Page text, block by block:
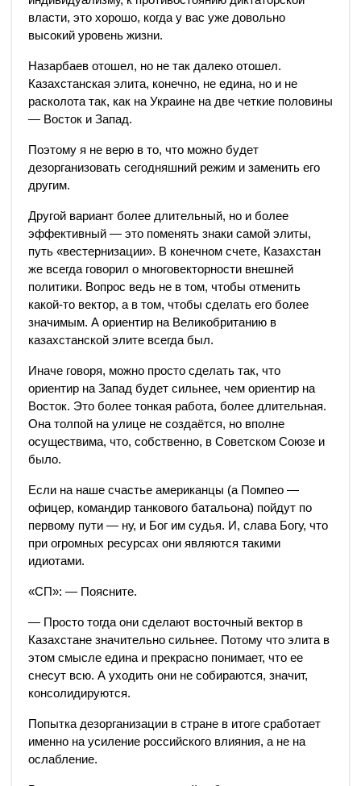
власти, это хорошо, когда у вас уже довольно
высокий уровень жизни.
Назарбаев отошел, но не так далеко отошел.
Казахстанская элита, конечно, не едина, но и не
расколота так, как на Украине на две четкие половины
— Восток и Запад.
Поэтому я не верю в то, что можно будет
дезорганизовать сегодняшний режим и заменить его
другим.
Другой вариант более длительный, но и более
эффективный — это поменять знаки самой элиты,
путь «вестернизации». В конечном счете, Казахстан
же всегда говорил о многовекторности внешней
политики. Вопрос ведь не в том, чтобы отменить
какой-то вектор, а в том, чтобы сделать его более
значимым. А ориентир на Великобританию в
казахстанской элите всегда был.
Иначе говоря, можно просто сделать так, что
ориентир на Запад будет сильнее, чем ориентир на
Восток. Это более тонкая работа, более длительная.
Она толпой на улице не создаётся, но вполне
осуществима, что, собственно, в Советском Союзе и
было.
Если на наше счастье американцы (а Помпео —
офицер, командир танкового батальона) пойдут по
первому пути — ну, и Бог им судья. И, слава Богу, что
при огромных ресурсах они являются такими
идиотами.
«СП»: — Поясните.
— Просто тогда они сделают восточный вектор в
Казахстане значительно сильнее. Потому что элита в
этом смысле едина и прекрасно понимает, что ее
снесут всю. А уходить они не собираются, значит,
консолидируются.
Попытка дезорганизации в стране в итоге сработает
именно на усиление российского влияния, а не на
ослабление.